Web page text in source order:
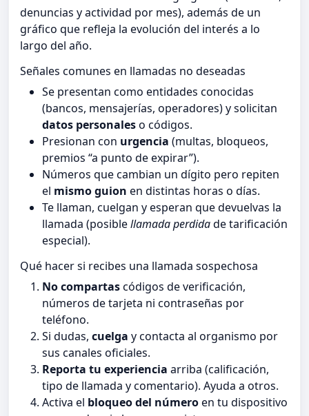
denuncias y actividad por mes), además de un
gráfico que refleja la evolución del interés a lo
largo del año.
Señales comunes en llamadas no deseadas
Se presentan como entidades conocidas
(bancos, mensajerías, operadores) y solicitan
datos personaleso códigos.
Presionan con urgencia (multas, bloqueos,
premios “a punto de expirar”).
Números que cambian un dígito pero repiten
el mismo guion en distintas horas o días.
Te llaman, cuelgan y esperan que devuelvas la
llamada (posiblellamada perdidade tarificación
especial).
Qué hacer si recibes una llamada sospechosa
No compartascódigos de verificación,
números de tarjeta ni contraseñas por
teléfono.
Si dudas, cuelga y contacta al organismo por
sus canales oficiales.
Reporta tu experiencia arriba (calificación,
tipo de llamada y comentario). Ayuda a otros.
Activa el bloqueo del númeroen tu dispositivo